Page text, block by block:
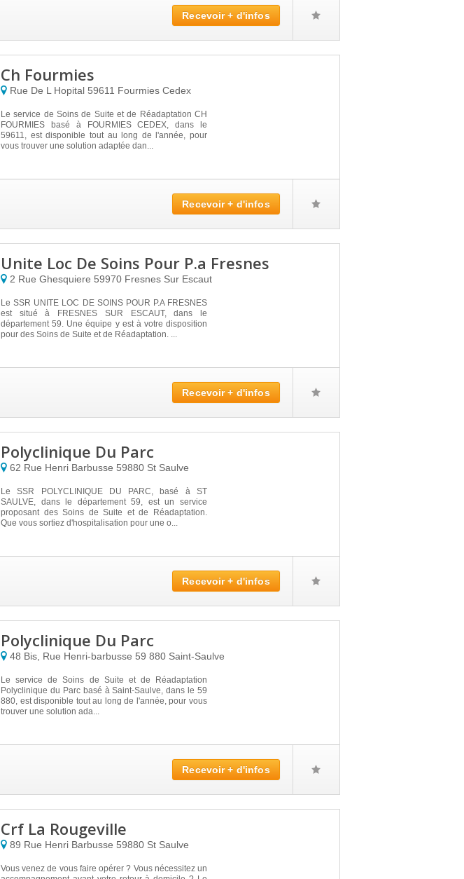
Recevoir + d'infos
Ch Fourmies
Rue De L Hopital 59611 Fourmies Cedex
Le service de Soins de Suite et de Réadaptation CH
FOURMIES basé à FOURMIES CEDEX, dans le
59611, est disponible tout au long de l'année, pour
vous trouver une solution adaptée dan...
Recevoir + d'infos
Unite Loc De Soins Pour P.a Fresnes
2 Rue Ghesquiere 59970 Fresnes Sur Escaut
Le SSR UNITE LOC DE SOINS POUR P.A FRESNES
est situé à FRESNES SUR ESCAUT, dans le
département 59. Une équipe y est à votre disposition
pour des Soins de Suite et de Réadaptation. ...
Recevoir + d'infos
Polyclinique Du Parc
62 Rue Henri Barbusse 59880 St Saulve
Le SSR POLYCLINIQUE DU PARC, basé à ST
SAULVE, dans le département 59, est un service
proposant des Soins de Suite et de Réadaptation.
Que vous sortiez d'hospitalisation pour une o...
Recevoir + d'infos
Polyclinique Du Parc
48 Bis, Rue Henri-barbusse 59 880 Saint-Saulve
Le service de Soins de Suite et de Réadaptation
Polyclinique du Parc basé à Saint-Saulve, dans le 59
880, est disponible tout au long de l'année, pour vous
trouver une solution ada...
Recevoir + d'infos
Crf La Rougeville
89 Rue Henri Barbusse 59880 St Saulve
Vous venez de vous faire opérer ? Vous nécessitez un